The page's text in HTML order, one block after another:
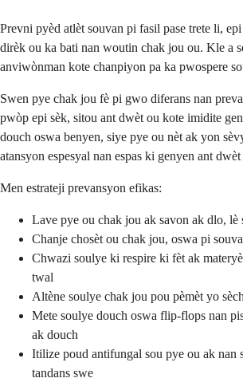
Prevni pyèd atlèt souvan pi fasil pase trete li,
dirèk ou ka bati nan woutin chak jou ou. Kle a
anviwònman kote chanpiyon pa ka pwospere
Swen pye chak jou fè pi gwo diferans nan
pwòp epi sèk, sitou ant dwèt ou kote imidite
douch oswa benyen, siye pye ou nèt ak yon
atansyon espesyal nan espas ki genyen ant
Men estrateji prevansyon efikas:
Lave pye ou chak jou ak savon ak dlo, lè
Chanje chosèt ou chak jou, oswa pi
Chwazi soulye ki respire ki fèt ak
twal
Altène soulye chak jou pou pèmèt yo
Mete soulye douch oswa flip-flops nan
ak douch
Itilize poud antifungal sou pye ou ak nan
tandans swe